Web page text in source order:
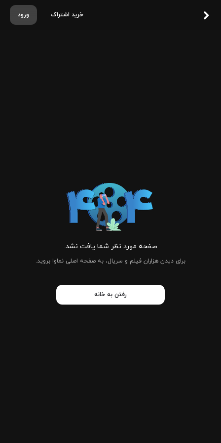
ورود خرید اشتراک
صفحه مورد نظر شما یافت نشد.
برای دیدن هزاران فیلم و سریال، به صفحه اصلی نماوا بروید.
رفتن به خانه